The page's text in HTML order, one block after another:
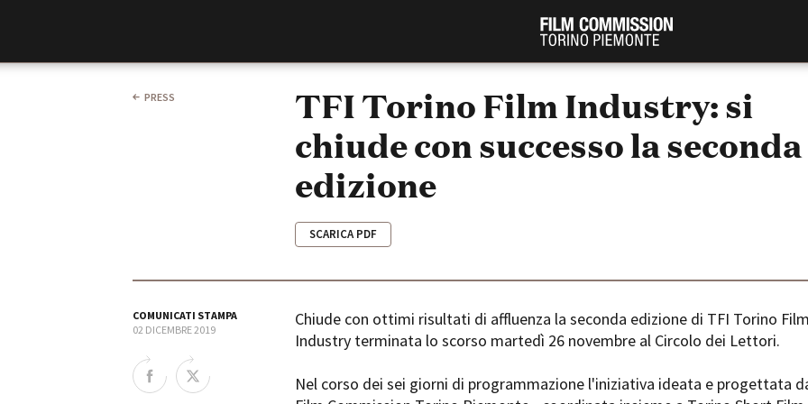
Chi siamo
Storia della Fondazione
Società di produzione
Strutture di servizio
Attrici-Attori
Beginners
PRESS
TFI Torino Film Industry: si
chiude con successo la seconda
edizione
SCARICA PDF
COMUNICATI STAMPA
02 DICEMBRE 2019
Chiude con ottimi risultati di affluenza la seconda edizione di TFI Torino Film
Industry terminata lo scorso martedì 26 novembre al Circolo dei Lettori.
Nel corso dei sei giorni di programmazione l'iniziativa ideata e progettata